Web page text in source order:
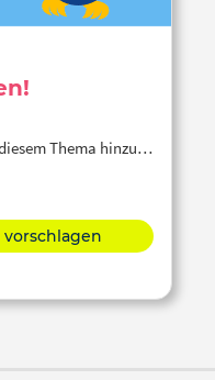
Thema hinzu…
vorschlagen